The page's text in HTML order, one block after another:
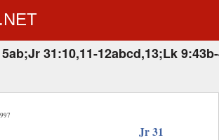
31:10,11-12abcd,13;Lk
Jr 31